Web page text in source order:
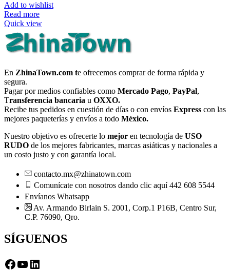
Add to wishlist
Read more
Quick view
En ZhinaTown.com te ofrecemos comprar de forma rápida y
segura.
Pagar por medios confiables como Mercado Pago, PayPal,
Transferencia bancaria u OXXO.
Recibe tus pedidos en cuestión de días o con envíos Express con las
mejores paqueterías y envíos a todo México.
Nuestro objetivo es ofrecerte lo mejor en tecnología de USO
RUDO de los mejores fabricantes, marcas asiáticas y nacionales a
un costo justo y con garantía local.
contacto.mx@zhinatown.com
Comunícate con nosotros dando clic aquí 442 608 5544
Envíanos Whatsapp
Av. Armando Birlain S. 2001, Corp.1 P16B, Centro Sur,
C.P. 76090, Qro.
SÍGUENOS
Facebook
YouTube
LinkedIn